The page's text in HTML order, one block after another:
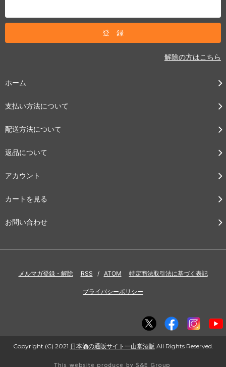
解除の方はこちら
ホーム
支払い方法について
配送方法について
返品について
アカウント
カートを見る
お問い合わせ
メルマガ登録・解除 RSS / ATOM 特定商法取引法に基づく表記
プライバシーポリシー
Copyright (C) 2021 日本酒の通販サイト一山堂酒販 All Rights Reserved.